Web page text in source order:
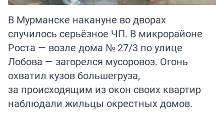
В Мурманске накануне во дворах
случилось серьёзное ЧП. В микрорайоне
Роста — возле дома № 27/3 по улице
Лобова — загорелся мусоровоз. Огонь
охватил кузов большегруза,
за происходящим из окон своих квартир
наблюдали жильцы окрестных домов.